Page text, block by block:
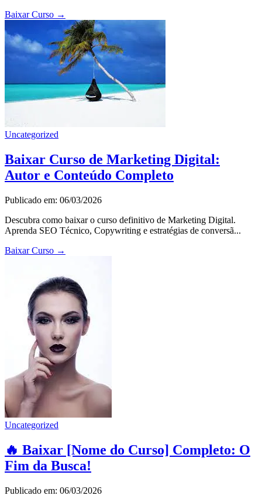
Baixar Curso →
Uncategorized
Baixar Curso de Marketing Digital:
Autor e Conteúdo Completo
Publicado em: 06/03/2026
Descubra como baixar o curso definitivo de Marketing Digital.
Aprenda SEO Técnico, Copywriting e estratégias de conversã...
Baixar Curso →
Uncategorized
🔥 Baixar [Nome do Curso] Completo: O
Fim da Busca!
Publicado em: 06/03/2026